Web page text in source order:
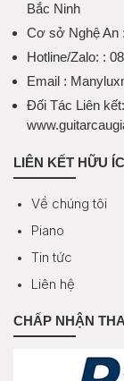
Bắc Ninh
Cơ sở Nghệ An
Hotline/Zalo: :
Email :
Đối Tác Liên kết:
LIÊN KẾT HỮU
Về chúng tôi
Piano
Tin tức
Liên hệ
CHẤP NHẬN